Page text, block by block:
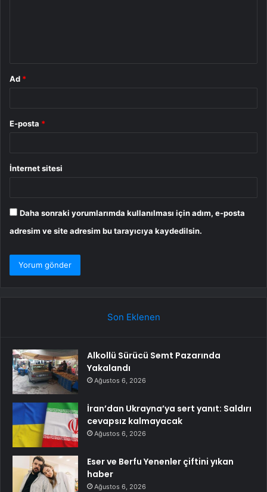
Ad *
E-posta *
İnternet sitesi
Daha sonraki yorumlarımda kullanılması için adım, e-posta
adresim ve site adresim bu tarayıcıya kaydedilsin.
Son Eklenen
Alkollü Sürücü Semt Pazarında
Yakalandı
Ağustos 6, 2026
İran’dan Ukrayna’ya sert yanıt: Saldırı
cevapsız kalmayacak
Ağustos 6, 2026
Eser ve Berfu Yenenler çiftini yıkan
haber
Ağustos 6, 2026